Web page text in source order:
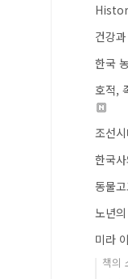
건강
한국
호적,
조선
한국
동물
노년
미라
책의